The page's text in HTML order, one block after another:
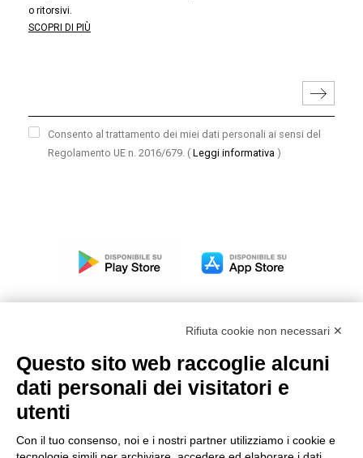
o ritorsivi.
SCOPRI DI PIÙ
Consento al trattamento dei miei dati personali ai sensi del
Regolamento UE n. 2016/679. ( Leggi informativa )
Modello organizzativo, gestione e controllo – D. lgs.
231/2001
Condizioni generali di vendita DKC Power Solutions
Rifiuta cookie non necessari ✕
Questo sito web raccoglie alcuni
dati personali dei visitatori e
utenti
Con il tuo consenso, noi e i nostri partner utilizziamo i cookie e